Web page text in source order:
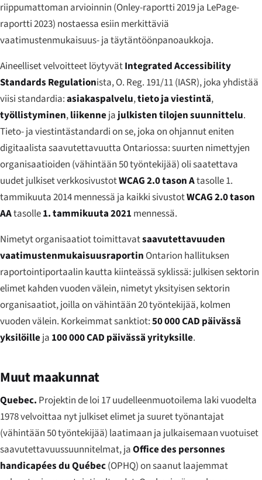
riippumattoman arvioinnin (Onley-raportti 2019 ja LePage-
raportti 2023) nostaessa esiin merkittäviä
vaatimustenmukaisuus- ja täytäntöönpanoaukkoja.
Aineelliset velvoitteet löytyvätIntegrated Accessibility
Standards Regulationista, O. Reg. 191/11 (IASR), joka yhdistää
viisi standardia:asiakaspalvelu,tieto ja viestintä,
työllistyminen,liikennejajulkisten tilojen suunnittelu.
Tieto- ja viestintästandardi on se, joka on ohjannut eniten
digitaalista saavutettavuutta Ontariossa: suurten nimettyjen
organisaatioiden (vähintään 50 työntekijää) oli saatettava
uudet julkiset verkkosivustotWCAG 2.0 tason Atasolle 1.
tammikuuta 2014 mennessä ja kaikki sivustotWCAG 2.0 tason
AAtasolle1. tammikuuta 2021 mennessä.
Nimetyt organisaatiot toimittavatsaavutettavuuden
vaatimustenmukaisuusraportin Ontarion hallituksen
raportointiportaalin kautta kiinteässä syklissä: julkisen sektorin
elimet kahden vuoden välein, nimetyt yksityisen sektorin
organisaatiot, joilla on vähintään 20 työntekijää, kolmen
vuoden välein. Korkeimmat sanktiot:50 000 CAD päivässä
yksilöilleja 100 000 CAD päivässä yrityksille.
Muut maakunnat
Quebec. Projektin de loi 17 uudelleenmuotoilema laki vuodelta
1978 velvoittaa nyt julkiset elimet ja suuret työnantajat
(vähintään 50 työntekijää) laatimaan ja julkaisemaan vuotuiset
saavutettavuussuunnitelmat, jaOffice des personnes
handicapées du Québec(OPHQ) on saanut laajemmat